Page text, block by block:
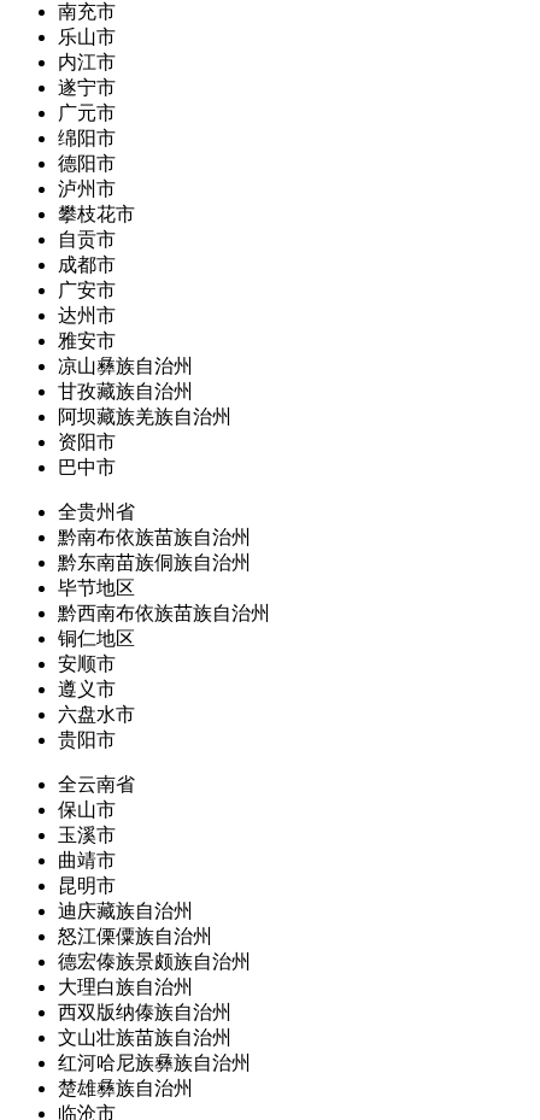
南充市
乐山市
内江市
遂宁市
广元市
绵阳市
德阳市
泸州市
攀枝花市
自贡市
成都市
广安市
达州市
雅安市
凉山彝族自治州
甘孜藏族自治州
阿坝藏族羌族自治州
资阳市
巴中市
全贵州省
黔南布依族苗族自治州
黔东南苗族侗族自治州
毕节地区
黔西南布依族苗族自治州
铜仁地区
安顺市
遵义市
六盘水市
贵阳市
全云南省
保山市
玉溪市
曲靖市
昆明市
迪庆藏族自治州
怒江傈僳族自治州
德宏傣族景颇族自治州
大理白族自治州
西双版纳傣族自治州
文山壮族苗族自治州
红河哈尼族彝族自治州
楚雄彝族自治州
临沧市